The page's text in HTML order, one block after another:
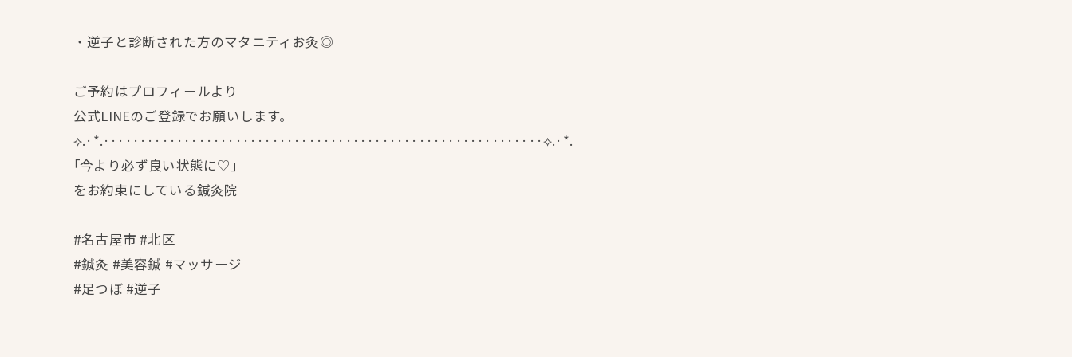
・逆子と診断された方のマタニティお灸◎
ご予約はプロフィールより
公式LINEのご登録でお願いします。
⟡.·*.····························································⟡.·*.
｢今より必ず良い状態に♡｣
をお約束にしている鍼灸院
#名古屋市 #北区
#鍼灸 #美容鍼 #マッサージ
#足つぼ #逆子